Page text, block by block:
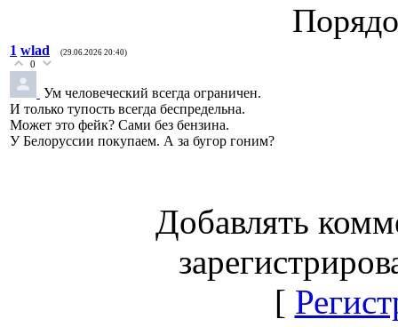
1 wlad (29.06.2026 20:40)
0
Ум человеческий всегда ограничен.
И только тупость всегда беспредельна.
Может это фейк? Сами без бензина.
У Белоруссии покупаем. А за бугор гоним?
Добавлять
[